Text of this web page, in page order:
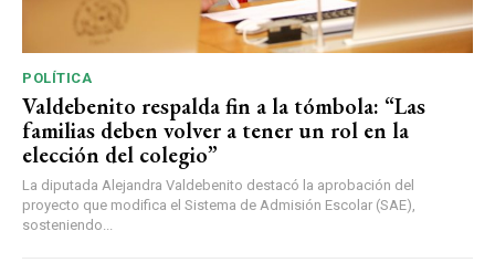
POLÍTICA
Valdebenito respalda fin a la tómbola: “Las
familias deben volver a tener un rol en la
elección del colegio”
La diputada Alejandra Valdebenito destacó la aprobación del
proyecto que modifica el Sistema de Admisión Escolar (SAE),
sosteniendo...